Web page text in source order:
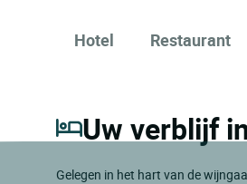
Hotel Restaurant
Uw verblijf
Gelegen in het hart van de